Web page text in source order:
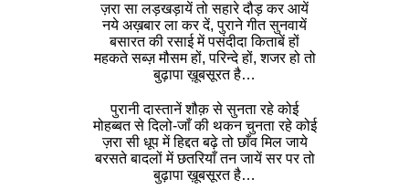
ज़रा सा लड़खड़ायें तो सहारे दौड़ कर आयें
नये अख़बार ला कर दें, पुराने गीत सुनवायें
बसारत की रसाई में पसंदीदा किताबें हों
महकते सब्ज़ मौसम हों, परिन्दे हों, शजर हो तो
बुढ़ापा ख़ूबसूरत है…
पुरानी दास्तानें शौक़ से सुनता रहे कोई
मोहब्बत से दिलो-जाँ की थकन चुनता रहे कोई
ज़रा सी धूप में हिद्दत बढ़े तो छाँव मिल जाये
बरसते बादलों में छतरियाँ तन जायें सर पर तो
बुढ़ापा ख़ूबसूरत है…